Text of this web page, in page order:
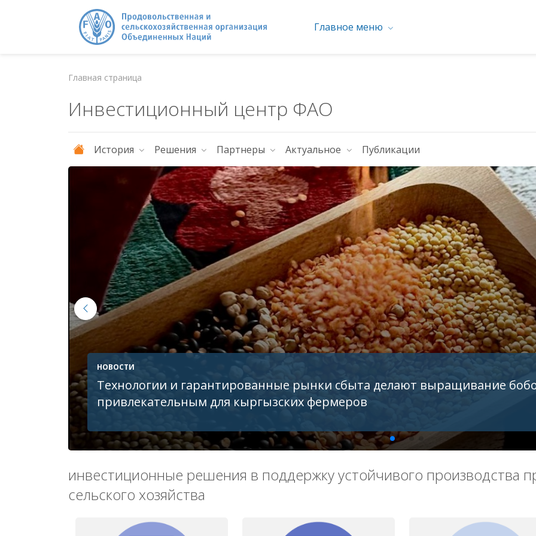
Главное меню
Главная страница
Инвестиционный центр ФАО
История Решения Партнеры Актуальное Публикации
НОВОСТИ
Любимое дело приносит доход
Защита черного инжира и персиков из турецкой провинции Бурса на всех этапах
инвестиционные решения в поддержку устойчивого производства
сельского хозяйства